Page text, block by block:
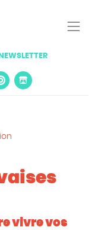
NEWSLETTER
vivre vos